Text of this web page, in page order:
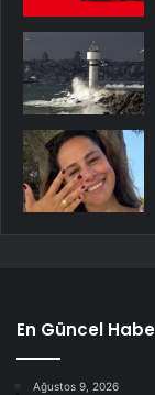
En Güncel
Ağustos 9, 2026